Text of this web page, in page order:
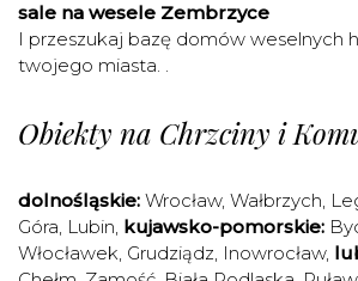
sale na wesele Zembrzyce
I przeszukaj bazę domów weselnych
twojego miasta. .
Obiekty na Chrzciny i
dolnośląskie: Wrocław, Wałbrzych,
Góra, Lubin, kujawsko-pomorskie:
Włocławek, Grudziądz, Inowrocław,